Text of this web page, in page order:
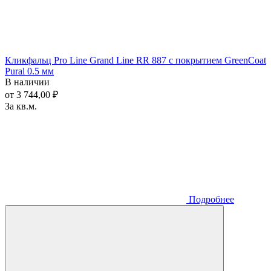
Кликфальц Pro Line Grand Line RR 887 с покрытием GreenCoat
Pural 0.5 мм
В наличии
от 3 744,00 ₽
За кв.м.
Подробнее